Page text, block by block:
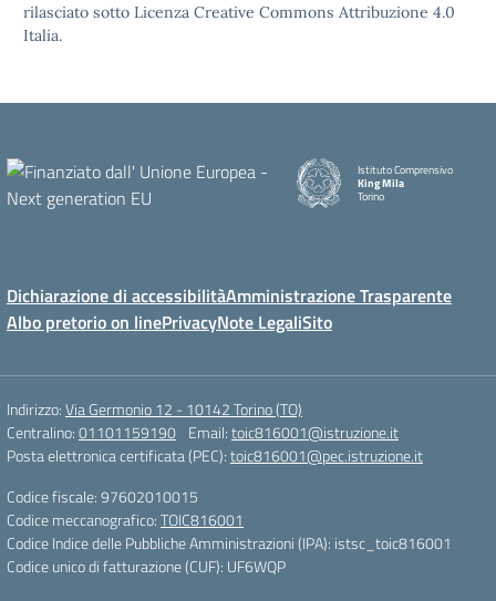
rilasciato sotto Licenza Creative Commons Attribuzione 4.0
Italia.
Istituto Comprensivo
King Mila
Torino
Dichiarazione di accessibilitàAmministrazione Trasparente
Albo pretorio on linePrivacyNote LegaliSito
Indirizzo:Via Germonio 12 - 10142 Torino (TO)
Centralino:01101159190 Email:toic816001@istruzione.it
Posta elettronica certificata (PEC):toic816001@pec.istruzione.it
Codice fiscale: 97602010015
Codice meccanografico:TOIC816001
Codice Indice delle Pubbliche Amministrazioni (IPA): istsc_toic816001
Codice unico di fatturazione (CUF): UF6WQP